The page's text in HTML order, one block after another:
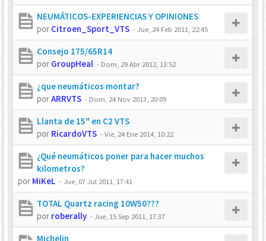
NEUMÁTICOS-EXPERIENCIAS Y OPINIONES
por Citroen_Sport_VTS -Jue, 24 Feb 2011, 22:45
Consejo 175/65R14
por GroupHeal - Dom, 29 Abr 2012, 13:52
¿que neumáticos montar?
porARRVTS - Dom, 24 Nov 2013, 20:09
Llanta de 15" en C2 VTS
por RicardoVTS -Vie, 24 Ene 2014, 10:22
¿Qué neumáticos poner para hacer muchos
kilometros?
por MiKeL -Jue, 07 Jul 2011, 17:41
TOTAL Quartz racing 10W50???
por roberally -Jue, 15 Sep 2011, 17:37
Michelin